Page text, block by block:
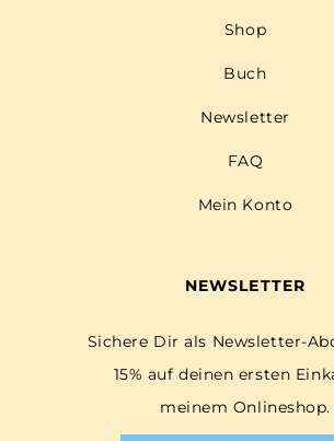
Shop
Buch
Newsletter
FAQ
Mein Konto
NEWSLETTER
Sichere Dir als Newsletter-
15% auf deinen ersten
meinem Onlineshop.